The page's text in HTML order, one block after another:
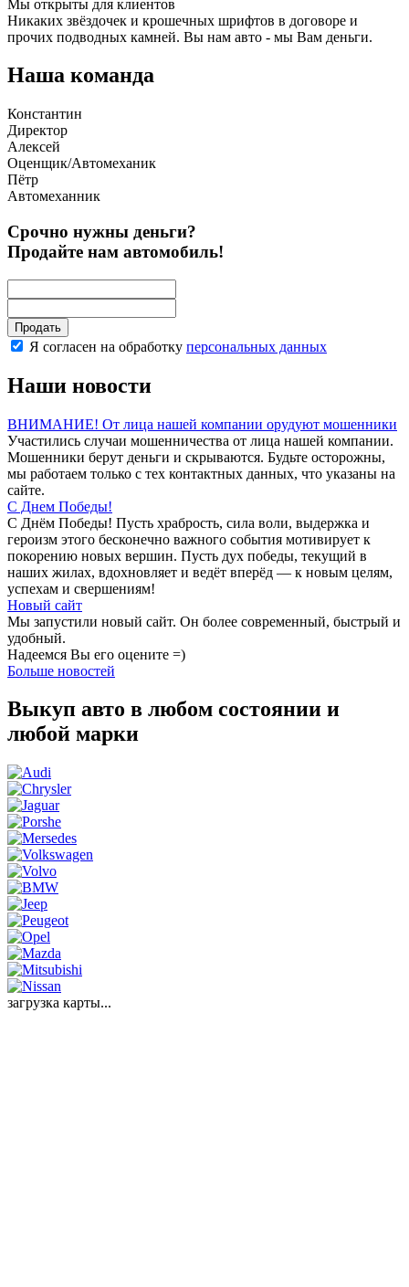
Мы открыты для клиентов
Никаких звёздочек и крошечных шрифтов в договоре и
прочих подводных камней. Вы нам авто - мы Вам деньги.
Наша команда
Константин
Директор
Алексей
Оценщик/Автомеханик
Пётр
Автомеханник
Срочно нужны деньги?
Продайте нам автомобиль!
Я согласен на обработку персональных данных
Наши новости
ВНИМАНИЕ! От лица нашей компании орудуют мошенники
Участились случаи мошенничества от лица нашей компании.
Мошенники берут деньги и скрываются. Будьте осторожны,
мы работаем только с тех контактных данных, что указаны на
сайте.
С Днем Победы!
С Днём Победы! Пусть храбрость, сила воли, выдержка и
героизм этого бесконечно важного события мотивирует к
покорению новых вершин. Пусть дух победы, текущий в
наших жилах, вдохновляет и ведёт вперёд — к новым целям,
успехам и свершениям!
Новый сайт
Мы запустили новый сайт. Он более современный, быстрый и
удобный.
Надеемся Вы его оцените =)
Больше новостей
Выкуп авто в любом состоянии и
любой марки
загрузка карты...